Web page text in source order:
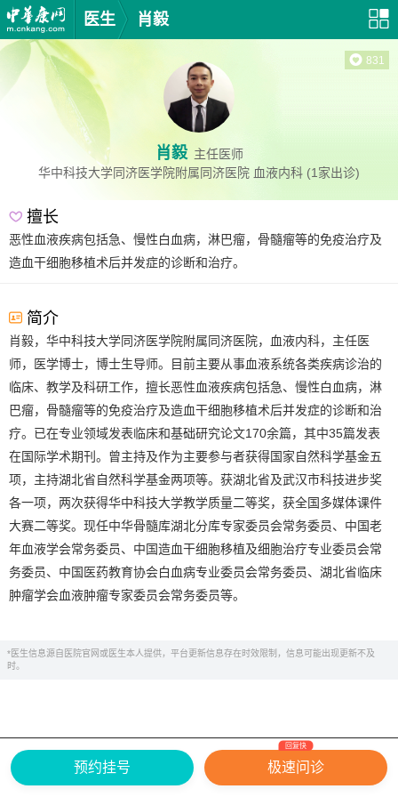
医生 肖毅
肖毅 主任医师
华中科技大学同济医学院附属同济医院 血液内科 (1家出诊)
831
擅长
恶性血液疾病包括急、慢性白血病，淋巴瘤，骨髓瘤等的免疫治疗及
造血干细胞移植术后并发症的诊断和治疗。
简介
肖毅，华中科技大学同济医学院附属同济医院，血液内科，主任医
师，医学博士，博士生导师。目前主要从事血液系统各类疾病诊治的
临床、教学及科研工作，擅长恶性血液疾病包括急、慢性白血病，淋
巴瘤，骨髓瘤等的免疫治疗及造血干细胞移植术后并发症的诊断和治
疗。已在专业领域发表临床和基础研究论文170余篇，其中35篇发表
在国际学术期刊。曾主持及作为主要参与者获得国家自然科学基金五
项，主持湖北省自然科学基金两项等。获湖北省及武汉市科技进步奖
各一项，两次获得华中科技大学教学质量二等奖，获全国多媒体课件
大赛二等奖。现任中华骨髓库湖北分库专家委员会常务委员、中国老
年血液学会常务委员、中国造血干细胞移植及细胞治疗专业委员会常
务委员、中国医药教育协会白血病专业委员会常务委员、湖北省临床
肿瘤学会血液肿瘤专家委员会常务委员等。
*医生信息源自医院官网或医生本人提供，平台更新信息存在时效限制，信息可能出现更新不及
时。
网上有害信息举报专区
关于我们
Copyright ©
2026 中华康网 版权所有
预约挂号 极速问诊
回复快